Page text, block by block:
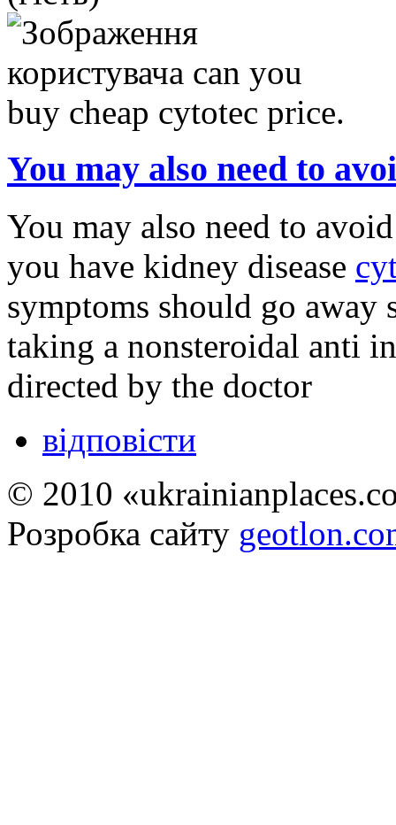
You may also need to
You may also need to
you have kidney disease
symptoms should go away
taking a nonsteroidal anti
directed by the doctor
відповісти
© 2010
Розробка сайту